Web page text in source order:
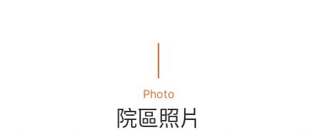
Photo
院區照片